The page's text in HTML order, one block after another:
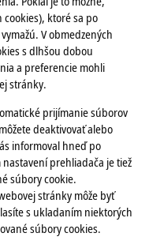
cookies), ktoré sa po
V obmedzených
s dlhšou dobou
a preferencie mohli
stránky.
prijímanie súborov
deaktivovať alebo
informoval hneď po
prehliadača je tiež
súbory cookie.
stránky môže byť
s ukladaním niektorých
súbory cookies.